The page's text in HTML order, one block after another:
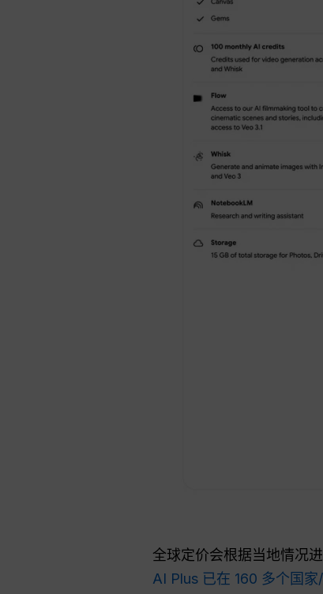
全球定价会根据当地情况
AI Plus 已在 160 多个国家